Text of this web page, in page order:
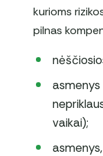
kurioms
pilnas
vaikai);